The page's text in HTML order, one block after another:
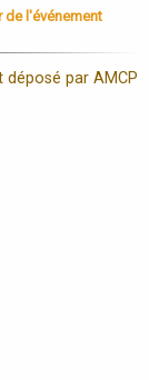
de l'événement
déposé par AMCP